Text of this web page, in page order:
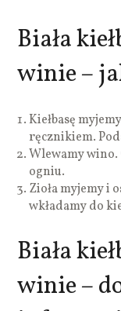
Biała
winie –
Kiełbasę
ręcznikiem.
Wlewamy wino.
ogniu.
Zioła myjemy i
wkładamy do
Biała
winie –